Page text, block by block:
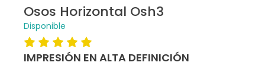
Osos Horizontal Osh3
Disponible
IMPRESIÓN EN ALTA DEFINICIÓN